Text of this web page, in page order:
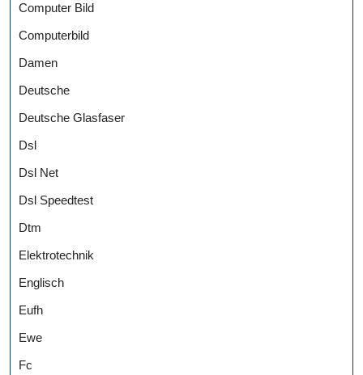
Computer Bild
Computerbild
Damen
Deutsche
Deutsche Glasfaser
Dsl
Dsl Net
Dsl Speedtest
Dtm
Elektrotechnik
Englisch
Eufh
Ewe
Fc